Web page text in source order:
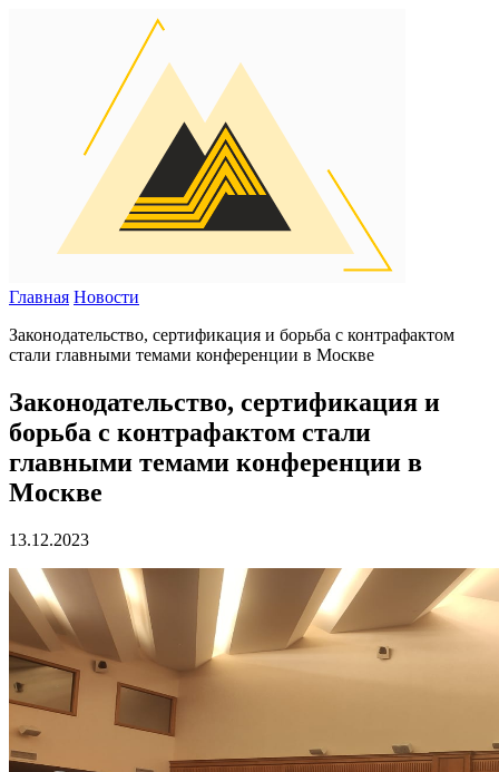
Главная Новости
Законодательство, сертификация и борьба с контрафактом
стали главными темами конференции в Москве
Законодательство, сертификация и
борьба с контрафактом стали
главными темами конференции в
Москве
13.12.2023